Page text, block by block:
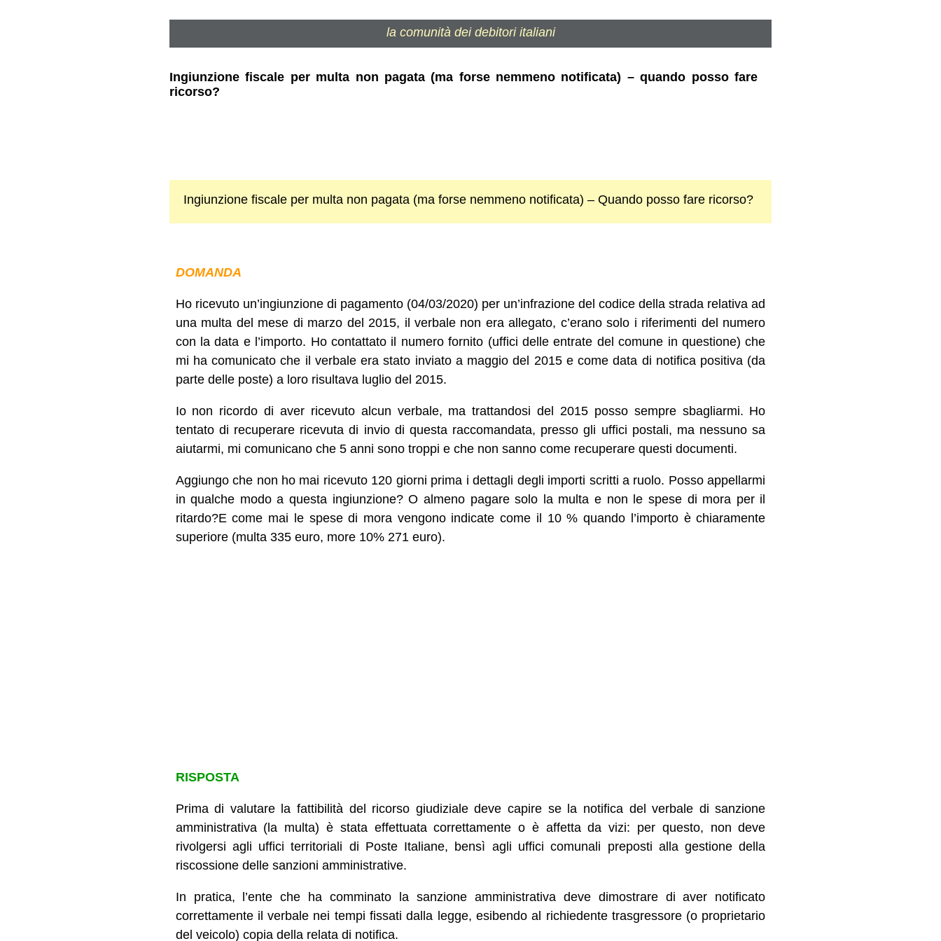
la comunità dei debitori italiani
Ingiunzione fiscale per multa non pagata (ma forse nemmeno notificata) – quando posso fare
ricorso?
Ingiunzione fiscale per multa non pagata (ma forse nemmeno notificata) – Quando posso fare ricorso?
DOMANDA
Ho ricevuto un’ingiunzione di pagamento (04/03/2020) per un’infrazione del codice della strada relativa ad
una multa del mese di marzo del 2015, il verbale non era allegato, c’erano solo i riferimenti del numero
con la data e l’importo. Ho contattato il numero fornito (uffici delle entrate del comune in questione) che
mi ha comunicato che il verbale era stato inviato a maggio del 2015 e come data di notifica positiva (da
parte delle poste) a loro risultava luglio del 2015.
Io non ricordo di aver ricevuto alcun verbale, ma trattandosi del 2015 posso sempre sbagliarmi. Ho
tentato di recuperare ricevuta di invio di questa raccomandata, presso gli uffici postali, ma nessuno sa
aiutarmi, mi comunicano che 5 anni sono troppi e che non sanno come recuperare questi documenti.
Aggiungo che non ho mai ricevuto 120 giorni prima i dettagli degli importi scritti a ruolo. Posso appellarmi
in qualche modo a questa ingiunzione? O almeno pagare solo la multa e non le spese di mora per il
ritardo?E come mai le spese di mora vengono indicate come il 10 % quando l’importo è chiaramente
superiore (multa 335 euro, more 10% 271 euro).
RISPOSTA
Prima di valutare la fattibilità del ricorso giudiziale deve capire se la notifica del verbale di sanzione
amministrativa (la multa) è stata effettuata correttamente o è affetta da vizi: per questo, non deve
rivolgersi agli uffici territoriali di Poste Italiane, bensì agli uffici comunali preposti alla gestione della
riscossione delle sanzioni amministrative.
In pratica, l’ente che ha comminato la sanzione amministrativa deve dimostrare di aver notificato
correttamente il verbale nei tempi fissati dalla legge, esibendo al richiedente trasgressore (o proprietario
del veicolo) copia della relata di notifica.